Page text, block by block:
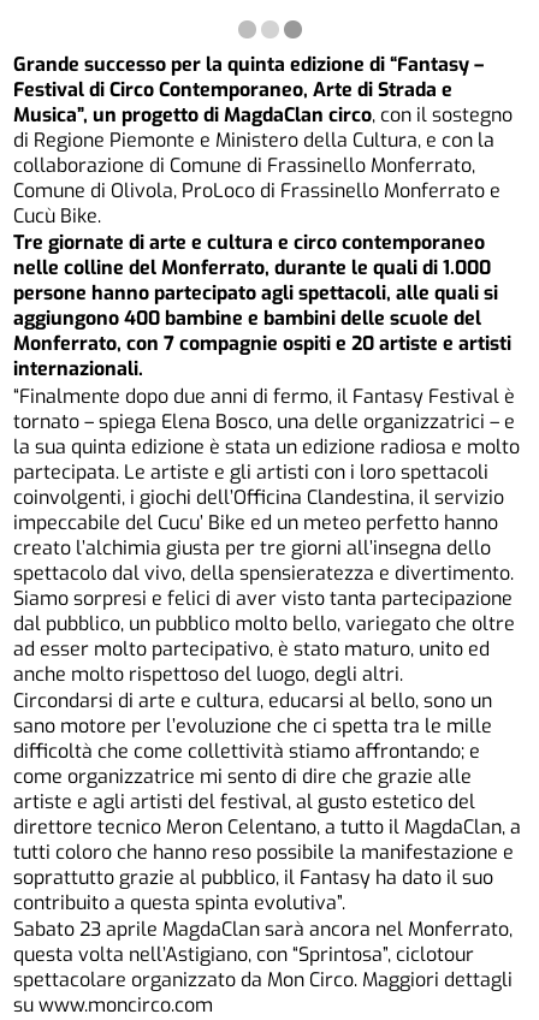
Grande successo per la quinta edizione di “Fantasy –
Festival di Circo Contemporaneo, Arte di Strada e
Musica”, un progetto di MagdaClan circo, con il sostegno
di Regione Piemonte e Ministero della Cultura, e con la
collaborazione di Comune di Frassinello Monferrato,
Comune di Olivola, ProLoco di Frassinello Monferrato e
Cucù Bike.
Tre giornate di arte e cultura e circo contemporaneo
nelle colline del Monferrato, durante le quali di 1.000
persone hanno partecipato agli spettacoli, alle quali si
aggiungono 400 bambine e bambini delle scuole del
Monferrato, con 7 compagnie ospiti e 20 artiste e artisti
internazionali.
“Finalmente dopo due anni di fermo, il Fantasy Festival è
tornato – spiega Elena Bosco, una delle organizzatrici – e
la sua quinta edizione è stata un edizione radiosa e molto
partecipata. Le artiste e gli artisti con i loro spettacoli
coinvolgenti, i giochi dell’Officina Clandestina, il servizio
impeccabile del Cucu’ Bike ed un meteo perfetto hanno
creato l’alchimia giusta per tre giorni all’insegna dello
spettacolo dal vivo, della spensieratezza e divertimento.
Siamo sorpresi e felici di aver visto tanta partecipazione
dal pubblico, un pubblico molto bello, variegato che oltre
ad esser molto partecipativo, è stato maturo, unito ed
anche molto rispettoso del luogo, degli altri.
Circondarsi di arte e cultura, educarsi al bello, sono un
sano motore per l’evoluzione che ci spetta tra le mille
difficoltà che come collettività stiamo affrontando; e
come organizzatrice mi sento di dire che grazie alle
artiste e agli artisti del festival, al gusto estetico del
direttore tecnico Meron Celentano, a tutto il MagdaClan, a
tutti coloro che hanno reso possibile la manifestazione e
soprattutto grazie al pubblico, il Fantasy ha dato il suo
contribuito a questa spinta evolutiva”.
Sabato 23 aprile MagdaClan sarà ancora nel Monferrato,
questa volta nell’Astigiano, con “Sprintosa”, ciclotour
spettacolare organizzato da Mon Circo. Maggiori dettagli
suwww.moncirco.com